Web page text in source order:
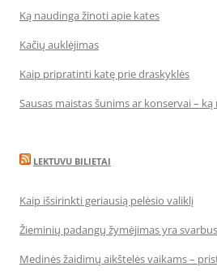
Ką naudinga žinoti apie kates
Kačių auklėjimas
Kaip pripratinti katę prie draskyklės
Sausas maistas šunims ar konservai –
LEKTUVU BILIETAI
Kaip išsirinkti geriausią pelėsio valiklį
Žieminių padangų žymėjimas yra
Medinės žaidimų aikštelės vaikams –